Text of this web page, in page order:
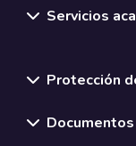
Servicios
Protección